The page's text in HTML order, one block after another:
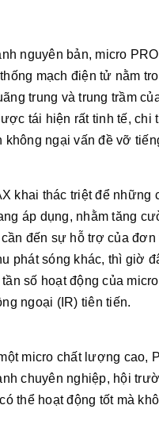
nguyên bản, micro
mạch điện tử nằm
trung và trung trầm
tái hiện rất tinh tế,
ngại vấn đề vỡ
khai thác triệt để
áp dụng, nhằm tăng
đến sự hỗ trợ của
phát sóng khác, thì giờ
số hoạt động của
ngoại (IR) tiên tiến.
micro chất lượng
chuyên nghiệp, hội
thể hoạt động tốt mà